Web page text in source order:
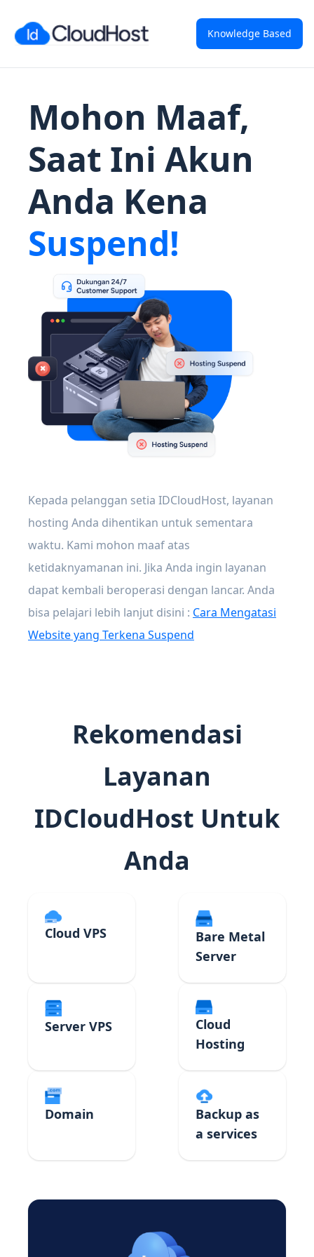
Knowledge Based
Mohon Maaf,
Saat Ini Akun
Anda Kena
Suspend!
Kepada pelanggan setia IDCloudHost, layanan
hosting Anda dihentikan untuk sementara
waktu. Kami mohon maaf atas
ketidaknyamanan ini. Jika Anda ingin layanan
dapat kembali beroperasi dengan lancar. Anda
bisa pelajari lebih lanjut disini : Cara Mengatasi
Website yang Terkena Suspend
Rekomendasi
Layanan
IDCloudHost Untuk
Anda
Cloud VPS
Bare Metal
Server
Server VPS
Cloud
Hosting
Domain
Backup as
a services